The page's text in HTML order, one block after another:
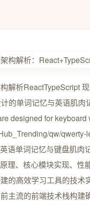
解析ReactTypeScript
的单词记忆与英语肌
designed for keyboard
qw/
语单词记忆与键盘肌肉
理、核心模块实现、
的高效学习工具的技
主流的前端技术栈构